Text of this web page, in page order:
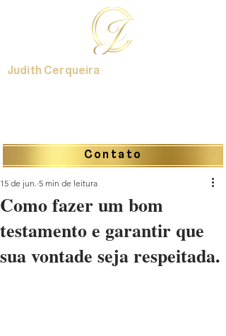
Contato
Judith Cerqueira
Como fazer um bom
testamento e garantir que
sua vontade seja respeitada.
15 de jun. 5 min de leitura